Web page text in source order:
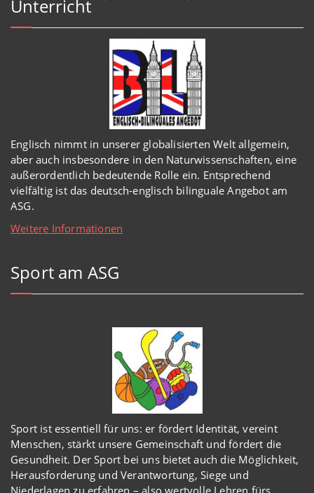
Unterricht
Englisch nimmt in unserer globalisierten Welt allgemein,
aber auch insbesondere in den Naturwissenschaften, eine
außerordentlich bedeutende Rolle ein. Entsprechend
vielfältig ist das deutsch-englisch bilinguale Angebot am
ASG.
Weitere Informationen
Sport am ASG
Sport ist essentiell für uns: er fördert Identität, vereint
Menschen, stärkt unsere Gemeinschaft und fördert die
Gesundheit. Der Sport bei uns bietet auch die Möglichkeit,
Herausforderung und Verantwortung, Siege und
Niederlagen zu erfahren – also wertvolle Lehren fürs